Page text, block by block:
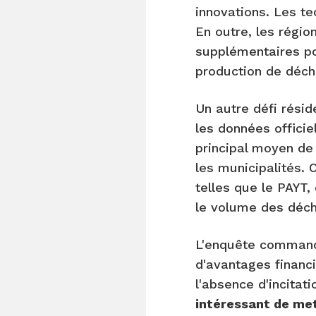
innovations. Les
En outre, les
supplémentaires
production de
Un autre défi
les données
principal moyen
les municipalités.
telles que le
le volume des
L'enquête
d'avantages
l'absence
intéressant de